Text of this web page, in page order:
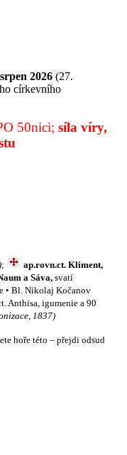
2026 (27.
církevního
50nici; síla víry,
;
ap.rovn.ct. Kliment,
a Sáva, svatí
• Bl. Nikolaj Kočanov
Anthisa, igumenie a 90
1837)
hoře této – přejdi odsud